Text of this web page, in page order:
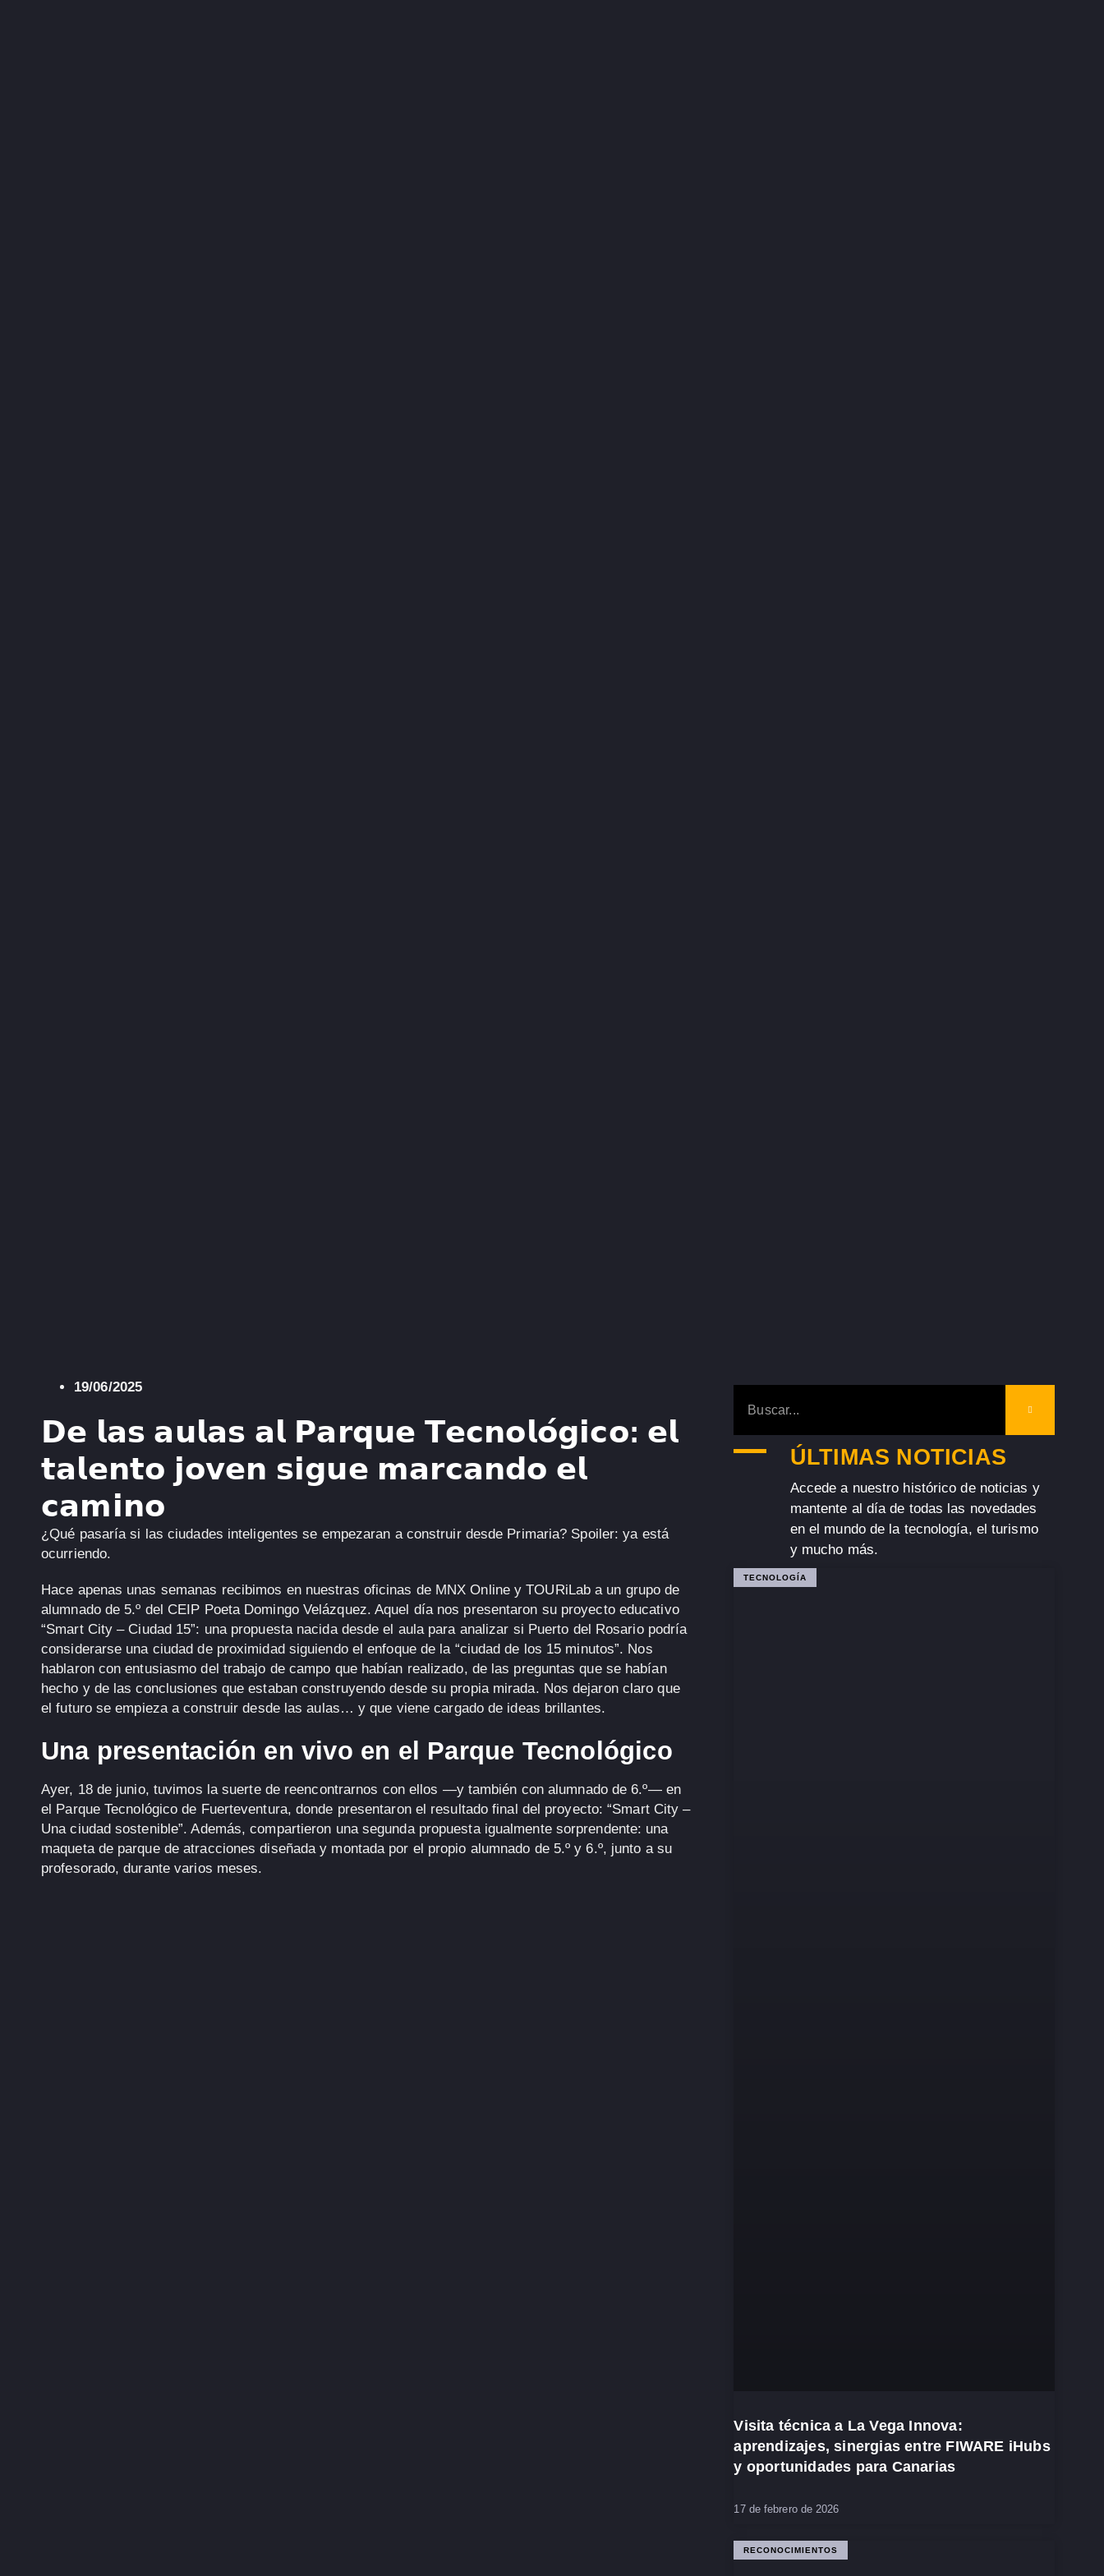
19/06/2025
𝗗𝗲 𝗹𝗮𝘀 𝗮𝘂𝗹𝗮𝘀 𝗮𝗹 𝗣𝗮𝗿𝗾𝘂𝗲 𝗧𝗲𝗰𝗻𝗼𝗹𝗼́𝗴𝗶𝗰𝗼: 𝗲𝗹
𝘁𝗮𝗹𝗲𝗻𝘁𝗼 𝗷𝗼𝘃𝗲𝗻 𝘀𝗶𝗴𝘂𝗲 𝗺𝗮𝗿𝗰𝗮𝗻𝗱𝗼 𝗲𝗹
𝗰𝗮𝗺𝗶𝗻𝗼
¿Qué pasaría si las ciudades inteligentes se empezaran a construir desde Primaria? Spoiler: ya está
ocurriendo.
Hace apenas unas semanas recibimos en nuestras oficinas de MNX OnlineyTOURiLab a un grupo de
alumnado de 5.º del CEIP Poeta Domingo Velázquez. Aquel día nos presentaron su proyecto educativo
“Smart City – Ciudad 15”: una propuesta nacida desde el aula para analizar si Puerto del Rosariopodría
considerarse una ciudad de proximidad siguiendo el enfoque de la “ciudad de los 15 minutos”. Nos
hablaron con entusiasmo del trabajo de campo que habían realizado, de las preguntas que se habían
hecho y de las conclusiones que estaban construyendo desde su propia mirada. Nos dejaron claro que
el futuro se empieza a construir desde las aulas… y que viene cargado de ideas brillantes.
Una presentación en vivo en el Parque Tecnológico
Ayer, 18 de junio, tuvimos la suerte de reencontrarnos con ellos —y también con alumnado de6.º— en
el Parque Tecnológico de Fuerteventura, donde presentaron el resultado final del proyecto:“Smart City –
Una ciudad sostenible”. Además, compartieron una segunda propuesta igualmente sorprendente: una
maqueta de parque de atracciones diseñada y montada por el propio alumnado de 5.º y 6.º, junto a su
profesorado, durante varios meses.
ÚLTIMAS NOTICIAS
Accede a nuestro histórico de noticias y
mantente al día de todas las novedades
en el mundo de la tecnología, el turismo
y mucho más.
TECNOLOGÍA
Visita técnica a La Vega Innova:
aprendizajes, sinergias entre FIWARE iHubs
y oportunidades para Canarias
17 de febrero de 2026
RECONOCIMIENTOS